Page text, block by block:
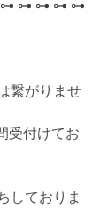
⊶ ⊶ ⊶ ⊶
繋がりませ
受付けてお
しておりま